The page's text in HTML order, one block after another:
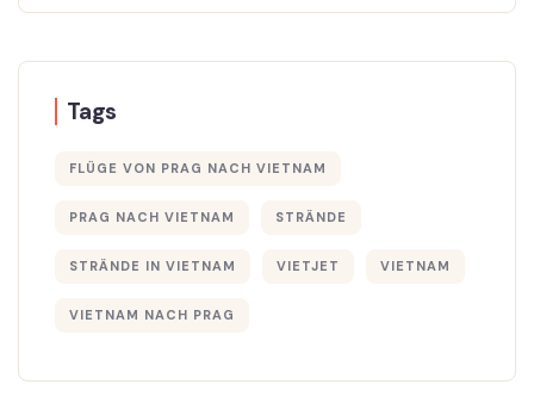
Tags
FLÜGE VON PRAG NACH VIETNAM
PRAG NACH VIETNAM STRÄNDE
STRÄNDE IN VIETNAM VIETJET VIETNAM
VIETNAM NACH PRAG